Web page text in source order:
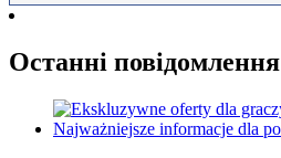
Останні повідомлення